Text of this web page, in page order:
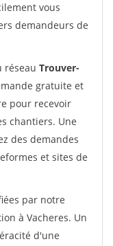
vous
demandeurs de
réseau Trouver-
gratuite et
pour recevoir
chantiers. Une
des demandes
et sites de
par notre
à Vacheres. Un
d'une